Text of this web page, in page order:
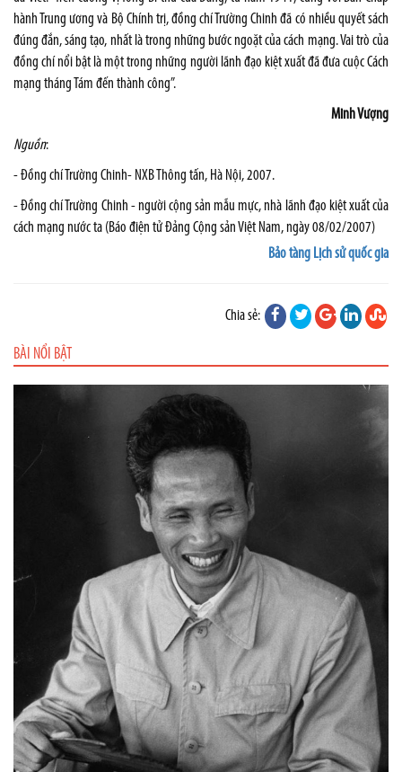
hành Trung ương và Bộ Chính trị, đồng chí Trường Chinh đã có nhiều quyết sách
đúng đắn, sáng tạo, nhất là trong những bước ngoặt của cách mạng. Vai trò của
đồng chí nổi bật là một trong những người lãnh đạo kiệt xuất đã đưa cuộc Cách
mạng tháng Tám đến thành công”.
Minh Vượng
Nguồn:
- Đồng chí Trường Chinh- NXB Thông tấn, Hà Nội, 2007.
-Ðồng chí Trường Chinh - người cộng sản mẫu mực, nhà lãnh đạo kiệt xuất của
cách mạng nước ta (Báo điện tử Đảng Cộng sản Việt Nam, ngày 08/02/2007)
Bảo tàng Lịch sử quốc gia
Chia sẻ:
BÀI NỔI BẬT